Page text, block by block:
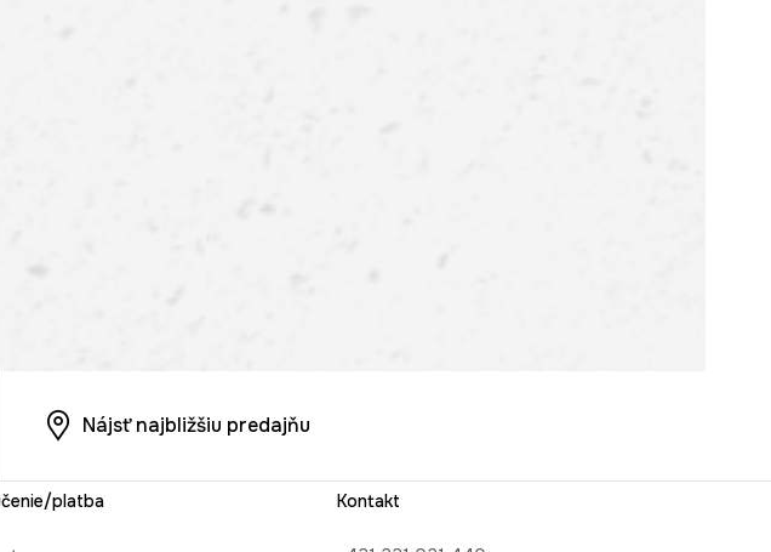
Nájsť najbližšiu predajňu
platba Kontakt